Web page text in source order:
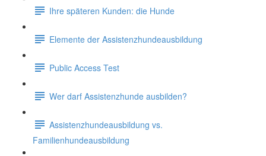
Ihre späteren Kunden: die Hunde
Elemente der Assistenzhundeausbildung
Public Access Test
Wer darf Assistenzhunde ausbilden?
Assistenzhundeausbildung vs.
Familienhundeausbildung